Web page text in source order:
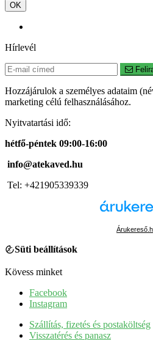
OK
Hírlevél
Hozzájárulok a személyes adataim
marketing célú felhasználásához.
Nyitvatartási idő:
hétfő-péntek 09:00-16:00
info@atekaved.hu
Tel: +421905339339
Süti beállítások
Kövess minket
Facebook
Instagram
Szállítás, fizetés és postaköltség
Visszatérés és panasz